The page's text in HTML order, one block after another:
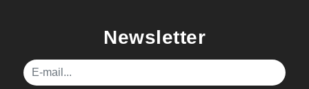
Newsletter
E-mail